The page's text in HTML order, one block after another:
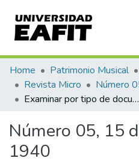
Communities & Collections
All of DSpace
Home Patrimonio Musical
Revista Micro
Examinar por tipo de documento
Número 05, 15
1940